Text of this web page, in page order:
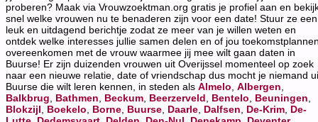
proberen? Maak via Vrouwzoektman.org gratis je profiel aan en
snel welke vrouwen nu te benaderen zijn voor een date! Stuur ze een
leuk en uitdagend berichtje zodat ze meer van je willen weten en
ontdek welke interesses jullie samen delen en of jou
overeenkomen met de vrouw waarmee jij mee wilt gaan daten in
Buurse! Er zijn duizenden vrouwen uit Overijssel momenteel op zoek
naar een nieuwe relatie, date of vriendschap dus mocht je niemand
Buurse die wilt leren kennen, in steden als Almelo Albergen
Balkbrug
Bathmen Beckum Beerzerveld Bentelo Beuningen
Blokzijl
Boekelo Borne Buurse Daarle Dalfsen De-Krim De-